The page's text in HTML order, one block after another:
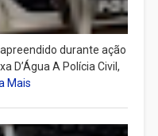
durante ação
D’Água A Polícia Civil,
Mais